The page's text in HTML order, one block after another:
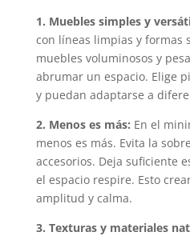
1. Muebles simples y
con líneas limpias y formas
muebles voluminosos y
abrumar un espacio. Elige
y puedan adaptarse a
2. Menos es más: En el
menos es más. Evita la
accesorios. Deja suficiente
el espacio respire. Esto
amplitud y calma.
3. Texturas y materiales